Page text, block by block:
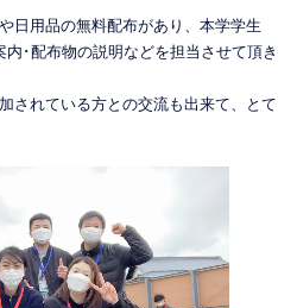
日用品の無料配布があり、本学学生
･配布物の説明などを担当させて頂き
されている方との交流も出来て、とて